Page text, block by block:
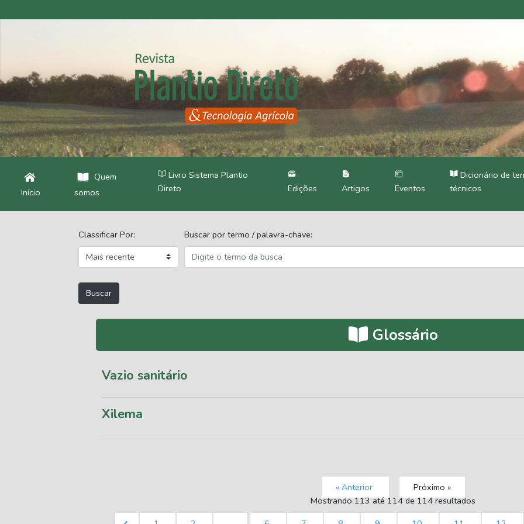
Início
Quem
somos
Livro Sistema Plantio
Direto
Edições Artigos Eventos
Dicionário de
técnicos
Classificar Por: Buscar por termo / palavra-chave:
Glossário
Vazio sanitário
Xilema
« Anterior
Próximo »
Mostrando113até114de114resultados